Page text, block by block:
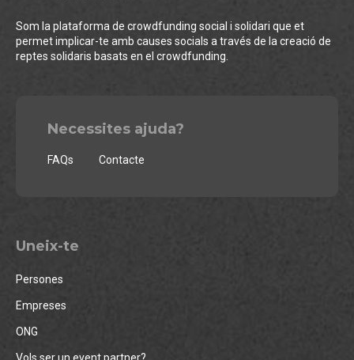
Som la plataforma de crowdfunding social i solidari que et
permet implicar-te amb causes socials a través de la creació de
reptes solidaris basats en el crowdfunding.
Necessites ajuda?
FAQs Contacte
Uneix-te
Persones
Empreses
ONG